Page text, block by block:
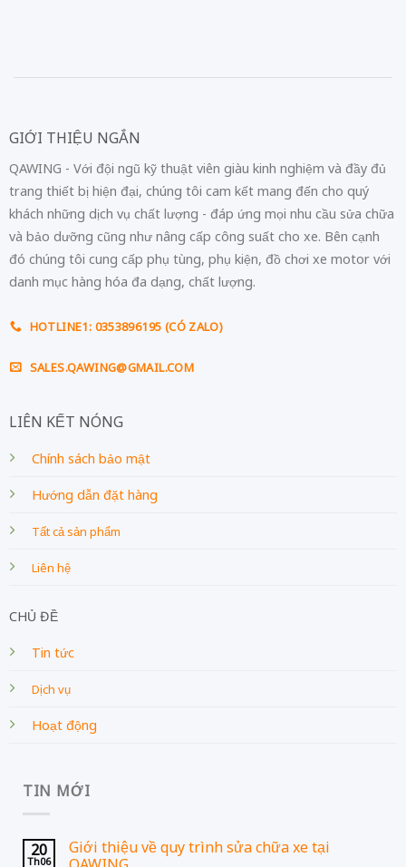
GIỚI THIỆU NGẮN
QAWING - Với đội ngũ kỹ thuật viên giàu kinh nghiệm và đầy đủ
trang thiết bị hiện đại, chúng tôi cam kết mang đến cho quý
khách những dịch vụ chất lượng - đáp ứng mọi nhu cầu sửa chữa
và bảo dưỡng cũng như nâng cấp công suất cho xe. Bên cạnh
đó chúng tôi cung cấp phụ tùng, phụ kiện, đồ chơi xe motor với
danh mục hàng hóa đa dạng, chất lượng.
HOTLINE1: 0353896195 (CÓ ZALO)
SALES.QAWING@GMAIL.COM
LIÊN KẾT NÓNG
Chính sách bảo mật
Hướng dẫn đặt hàng
Tất cả sản phẩm
Liên hệ
CHỦ ĐỀ
Tin tức
Dịch vụ
Hoạt động
TIN MỚI
20
Th06
Giới thiệu về quy trình sửa chữa xe tại